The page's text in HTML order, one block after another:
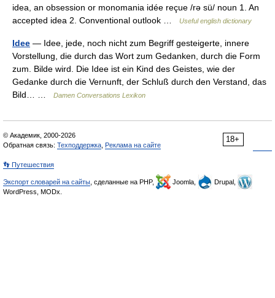
idea, an obsession or monomania idée reçue /rə sü/ noun 1. An
accepted idea 2. Conventional outlook …
Useful english dictionary
Idee — Idee, jede, noch nicht zum Begriff gesteigerte, innere
Vorstellung, die durch das Wort zum Gedanken, durch die Form
zum. Bilde wird. Die Idee ist ein Kind des Geistes, wie der
Gedanke durch die Vernunft, der Schluß durch den Verstand, das
Bild… …
Damen Conversations Lexikon
18+
© Академик, 2000-2026
Обратная связь: Техподдержка Реклама на сайте
👣 Путешествия
Экспорт словарей на сайты , сделанные на PHP, Joomla,
Drupal,
WordPress, MODx.